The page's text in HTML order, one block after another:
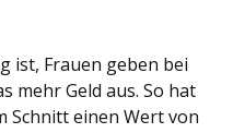
ist, Frauen geben bei
mehr Geld aus. So hat
Schnitt einen Wert von